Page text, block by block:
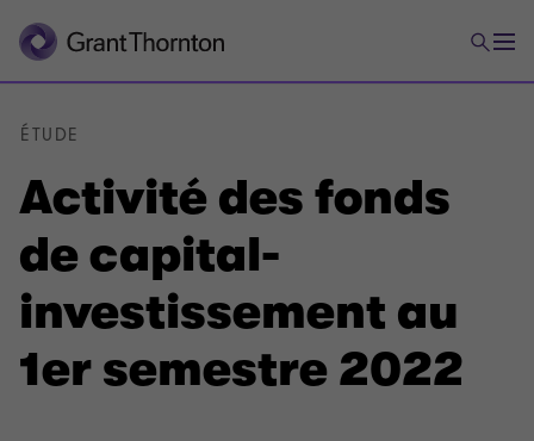
Activité des fonds
de capital-
investissement au
1er semestre 2022
ÉTUDE